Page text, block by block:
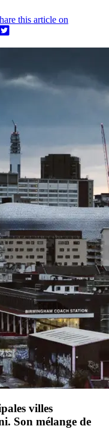
this article on
villes
Son mélange de